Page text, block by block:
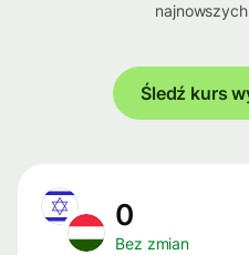
Śledź kurs
0
Bez zmian